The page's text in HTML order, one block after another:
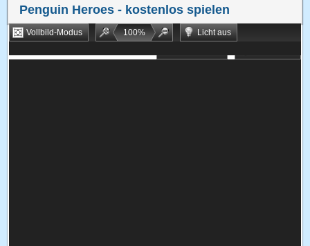
Penguin Heroes - kostenlos spielen
Vollbild-Modus 100%
Licht aus